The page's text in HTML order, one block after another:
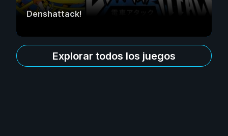
Denshattack!
Explorar todos los juegos